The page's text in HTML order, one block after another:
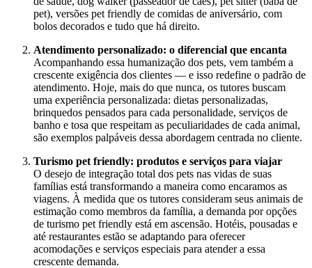
pet), versões pet friendly de comidas de aniversário, com
bolos decorados e tudo que há direito.
Atendimento personalizado: o diferencial que encanta
Acompanhando essa humanização dos pets, vem também a
crescente exigência dos clientes — e isso redefine o padrão de
atendimento. Hoje, mais do que nunca, os tutores buscam
uma experiência personalizada: dietas personalizadas,
brinquedos pensados para cada personalidade, serviços de
banho e tosa que respeitam as peculiaridades de cada animal,
são exemplos palpáveis dessa abordagem centrada no cliente.
Turismo pet friendly: produtos e serviços para viajar
O desejo de integração total dos pets nas vidas de suas
famílias está transformando a maneira como encaramos as
viagens. À medida que os tutores consideram seus animais de
estimação como membros da família, a demanda por opções
de turismo pet friendly está em ascensão. Hotéis, pousadas e
até restaurantes estão se adaptando para oferecer
acomodações e serviços especiais para atender a essa
crescente demanda.